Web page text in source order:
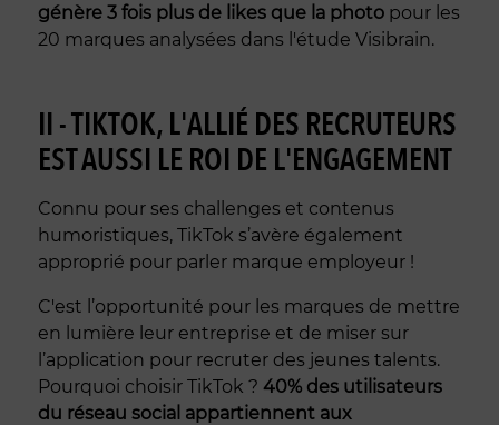
génère 3 fois plus de likes que la photopour les
20 marques analysées dans l'étude Visibrain.
II - TIKTOK, L'ALLIÉ DES RECRUTEURS
EST AUSSI LE ROI DE L'ENGAGEMENT
Connu pour ses challenges et contenus
humoristiques, TikTok s’avère également
approprié pour parler marque employeur !
C'est l’opportunité pour les marques de mettre
en lumière leur entreprise et de miser sur
l’application pour recruter des jeunes talents.
Pourquoi choisir TikTok ? 40% des utilisateurs
du réseau social appartiennent aux